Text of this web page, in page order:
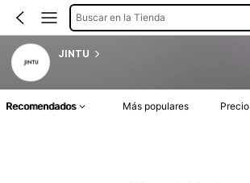
Buscar en la Tienda
JINTU
Recomendados Más populares Precio